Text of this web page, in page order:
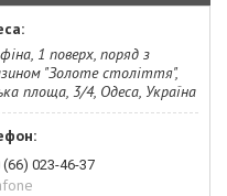
1 поверх, поряд з
"Золоте століття",
площа, 3/4, Одеса, Україна
(66) 023-46-37